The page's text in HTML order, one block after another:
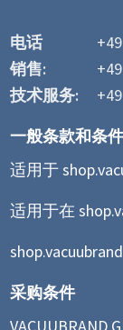
电话
销售:
技术服务:
一般条款和条件
适用于
适用于在
采购条件